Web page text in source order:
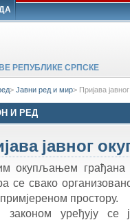
РЕПУБЛИКЕ СРПСКЕ
> Јавни ред и мир> Пријава
И РЕД
јавног
окупљањем
се свако
простору.
законом уређују се